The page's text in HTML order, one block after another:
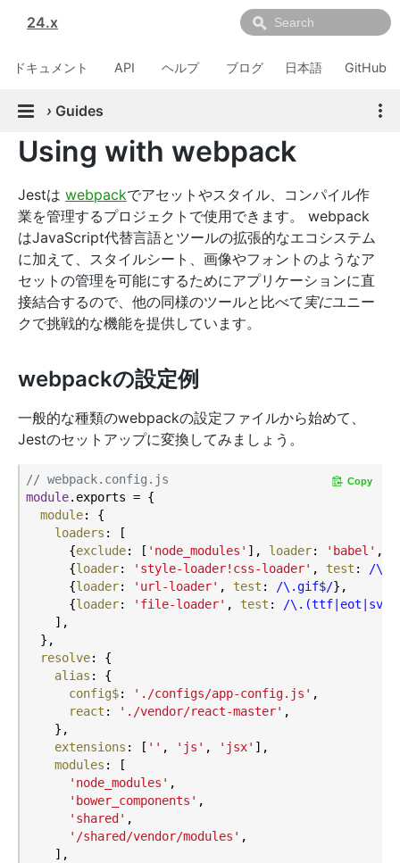
24.x
ドキュメント API ヘルプ ブログ 日本語 GitHub
› Guides
Using with webpack
Jestは webpackでアセットやスタイル、コンパイル作
業を管理するプロジェクトで使用できます。 webpack
はJavaScript代替言語とツールの拡張的なエコシステム
に加えて、スタイルシート、画像やフォントのようなア
セットの管理を可能にするためにアプリケーションに直
接結合するので、他の同様のツールと比べて 実にユニー
クで挑戦的な機能を提供しています。
webpackの設定例
一般的な種類のwebpackの設定ファイルから始めて、
Jestのセットアップに変換してみましょう。
// webpack.config.js
module.exports = {
module: {
loaders : [
      {
exclude: [ 'node_modules' ], loader: 'babel' ,
      {
loader: 'style-loader!css-loader' , test :
/
      {
loader: 'url-loader' , test : /\.gif$/},
      {
loader: 'file-loader' , test :
/
    ],
  },
resolve: {
alias : {
config$: './configs/app-config.js' ,
react : './vendor/react-master' ,
    },
extensions : [ '' , 'js' , 'jsx' ],
modules : [
'node_modules' ,
'bower_components' ,
'shared' ,
'/shared/vendor/modules' ,
    ],
Copy